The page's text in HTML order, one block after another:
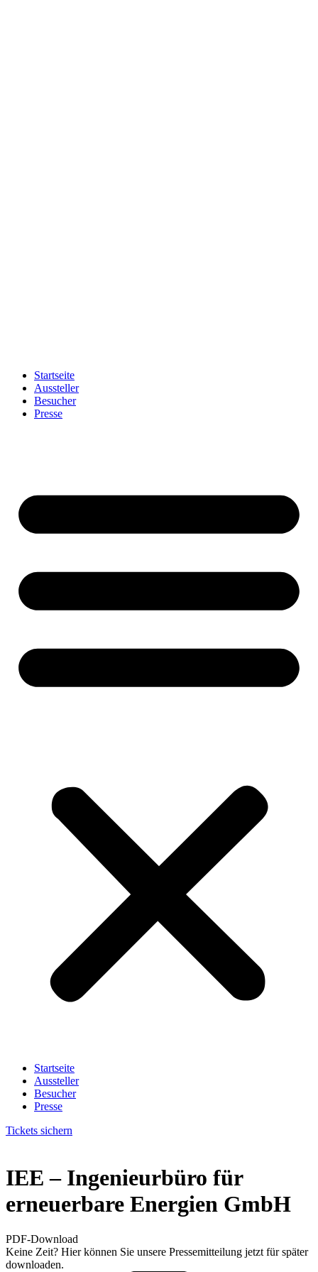
Startseite
Aussteller
Besucher
Presse
Startseite
Aussteller
Besucher
Presse
Tickets sichern
IEE – Ingenieurbüro für
erneuerbare Energien GmbH
PDF-Download
Keine Zeit? Hier können Sie unsere Pressemitteilung jetzt für später
downloaden.